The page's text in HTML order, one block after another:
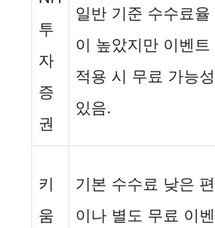
투
자
증
권
일반 기준 수수료율
이 높았지만 이벤트
적용 시 무료 가능성
있음.
키
움
기본 수수료 낮은 편
이나 별도 무료 이벤